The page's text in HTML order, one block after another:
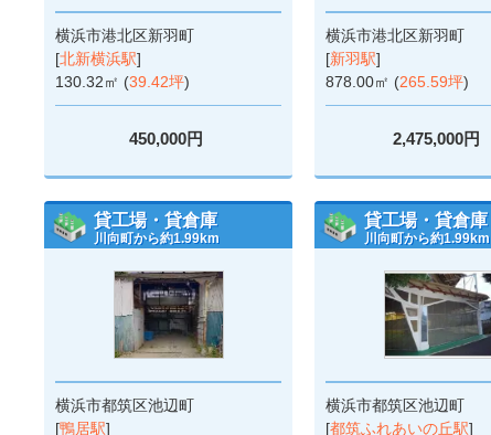
横浜市港北区新羽町
[北新横浜駅]
130.32㎡ (39.42坪)
450,000円
横浜市港北区新羽町
[新羽駅]
878.00㎡ (265.59坪)
2,475,000円
貸工場・貸倉庫
川向町から約1.99km
横浜市都筑区池辺町
[鴨居駅]
貸工場・貸倉庫
川向町から約1.99km
横浜市都筑区池辺町
[都筑ふれあいの丘駅]